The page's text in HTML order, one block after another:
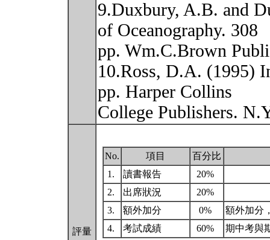
9.Duxbury, A.B. and
of Oceanography. 308
pp. Wm.C.Brown
10.Ross, D.A. (1995)
pp. Harper Collins
College Publishers.
評量
No. 項目
百分比
1.
讀書報告
20%
2.
出席狀況
20%
3.
額外加分 0%
額外加分
4.
考試成績 60% 期中考與